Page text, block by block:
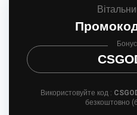
Використовуйте код :
безкоштовно